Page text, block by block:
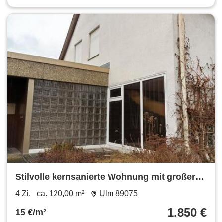
Stilvolle kernsanierte Wohnung mit großer
Terrasse in Ulm-Safranberg
4 Zi. ca. 120,00 m² Ulm 89075
15 €/m² 1.850 €